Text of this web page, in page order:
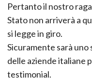
Pertanto il nostro
Stato non arriverà a
si legge in giro.
Sicuramente sarà
delle aziende italiane
testimonial.